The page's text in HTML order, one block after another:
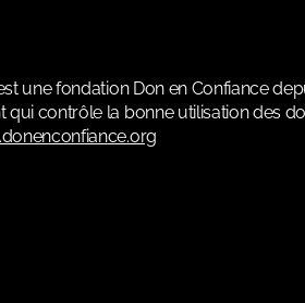
une fondation Don en Confiance
qui contrôle la bonne utilisation des